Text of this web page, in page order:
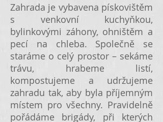
Zahrada je vybavena pískovištěm
s venkovní kuchyňkou,
bylinkovými záhony, ohništěm a
pecí na chleba. Společně se
staráme o celý prostor – sekáme
trávu, hrabeme listí,
kompostujeme a udržujeme
zahradu tak, aby byla příjemným
místem pro všechny. Pravidelně
pořádáme brigády, při kterých